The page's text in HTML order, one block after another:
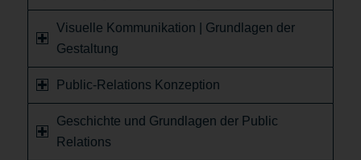
Visuelle Kommunikation | Grundlagen der
Gestaltung
Public-Relations Konzeption
Geschichte und Grundlagen der Public
Relations